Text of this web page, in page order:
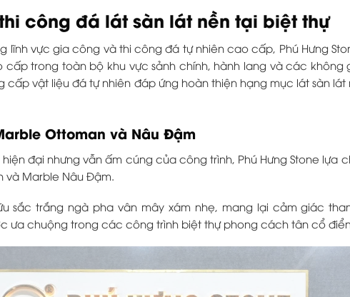
thi công đá lát sàn lát nền tại biệt thự
lĩnh vực gia công và thi công đá tự nhiên cao cấp, Phú Hưng
cấp trong toàn bộ khu vực sảnh chính, hành lang và các không
cấp vật liệu đá tự nhiên đáp ứng hoàn thiện hạng mục lát sàn lát
Ottoman và Nâu Đậm
đại nhưng vẫn ấm cúng của công trình, Phú Hưng Stone lựa
Marble Nâu Đậm.
sắc trắng ngà pha vân mây xám nhẹ, mang lại cảm giác
ưa chuộng trong các công trình biệt thự phong cách tân cổ